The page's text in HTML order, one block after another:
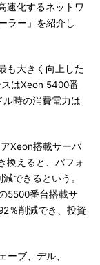
速化するネットワ
ラー」を紹介し
も大きく向上した
はXeon 5400番
時の消費電力は
Xeon搭載サーバ
換えると、パフォ
できるという。
5500番台搭載サ
％削減でき、投資
ブ、デル、